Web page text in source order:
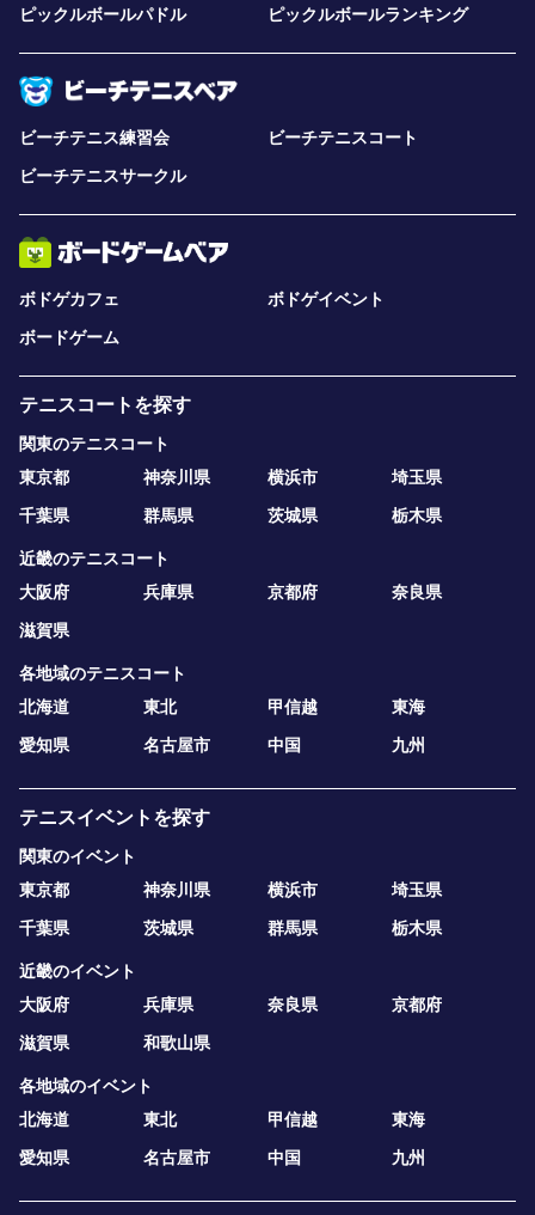
ピックルボールパドル
ピックルボールランキング
ビーチテニス練習会
ビーチテニスコート
ビーチテニスサークル
ボドゲカフェ
ボドゲイベント
ボードゲーム
テニスコートを探す
関東のテニスコート
東京都
神奈川県 横浜市
埼玉県
千葉県
群馬県 茨城県 栃木県
近畿のテニスコート
大阪府
兵庫県 京都府
奈良県
滋賀県
各地域のテニスコート
北海道
東北 甲信越
東海
愛知県
名古屋市 中国 九州
テニスイベントを探す
関東のイベント
東京都
神奈川県 横浜市
埼玉県
千葉県
茨城県 群馬県 栃木県
近畿のイベント
大阪府
兵庫県 奈良県
京都府
滋賀県
和歌山県
各地域のイベント
北海道
東北 甲信越
東海
愛知県
名古屋市 中国 九州